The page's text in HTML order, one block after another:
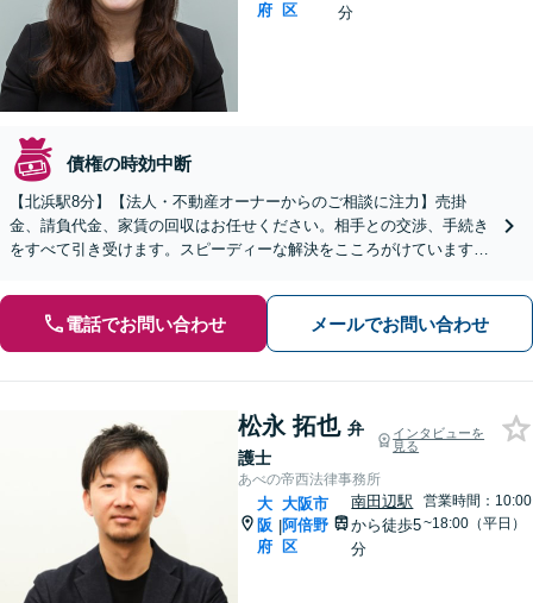
府
区
分
債権の時効中断
【北浜駅8分】【法人・不動産オーナーからのご相談に注力】売掛
金、請負代金、家賃の回収はお任せください。相手との交渉、手続き
をすべて引き受けます。スピーディーな解決をこころがけています。
電話でお問い合わせ メールでお問い合わせ
松永 拓也 弁
護士
インタビューを
見る
あべの帝西法律事務所
大
阪
府
|
大阪市
阿倍野
区
南田辺駅
から徒歩5
分
営業時間：10:00
~18:00（平日）